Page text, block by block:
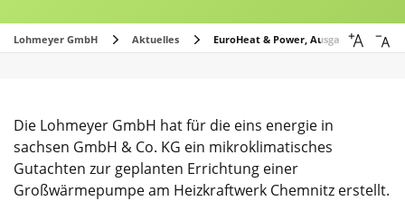
Lohmeyer GmbH Aktuelles EuroHeat & Power, Ausgabe 9/2025:
Die Lohmeyer GmbH hat für die eins energie in
sachsen GmbH & Co. KG ein mikroklimatisches
Gutachten zur geplanten Errichtung einer
Großwärmepumpe am Heizkraftwerk Chemnitz erstellt.